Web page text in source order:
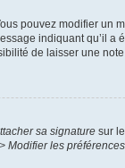
pouvez modifier
indiquant qu’il
de laisser une
sa signature sur
Modifier les